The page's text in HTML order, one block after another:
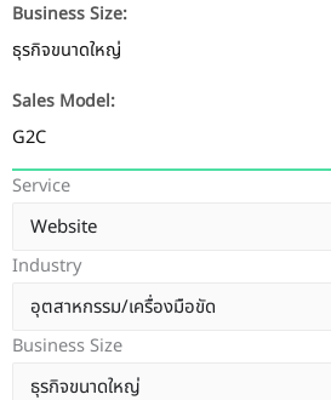
Business Size:
ธุรกิจขนาดใหญ่
Sales Model:
G2C
Service
Industry
Business Size